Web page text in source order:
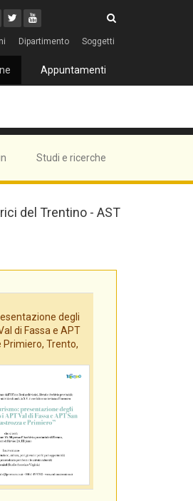
Twitter
Youtube
Dipartimento Soggetti
Appuntamenti
Studi e ricerche
del Trentino - AST
degli
di Fassa e APT
Trento,